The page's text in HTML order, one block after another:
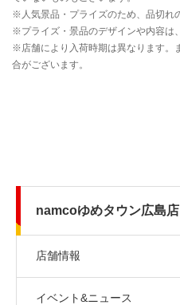
namcoゆめタウン広島店
店舗情報
イベント&ニュース